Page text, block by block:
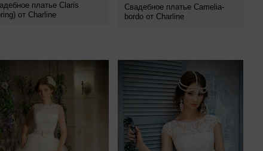
платье Claris
от Charline
Свадебное платье Camelia-
bordo от Charline